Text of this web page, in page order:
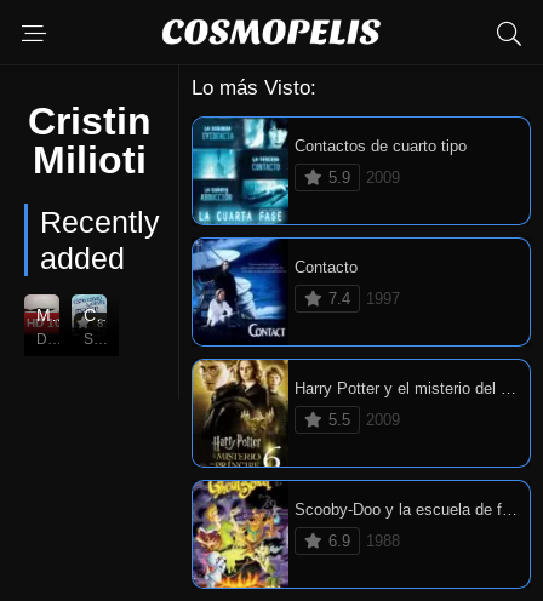
Cristin
Milioti
Recently
added
6.8
HD 1080P
Muerte al 2020
Dec. 27, 2020
8
Cómo conocí a tu madre
Sep. 19, 2005
Lo más Visto:
Contactos de cuarto tipo
5.9
2009
Contacto
7.4
1997
Harry Potter y el misterio del príncipe
5.5
2009
Scooby-Doo y la escuela de fantasmas
6.9
1988